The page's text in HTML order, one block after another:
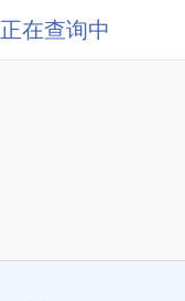
正在查询中